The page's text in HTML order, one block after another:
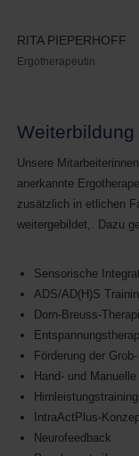
RITA PIEPERHOFF
Ergotherapeutin
Unsere
anerkannte
zusätzlich in etlichen
weitergebildet,. Dazu
Sensorische
ADS/AD(H)S
Dorn-Breuss-
Förderung der
Hand- und
Hirnleistungstraining
IntraActPlus-
Neurofeedback